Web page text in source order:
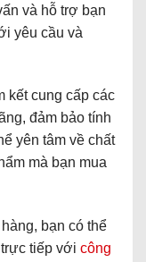
và hỗ trợ bạn
yêu cầu và
kết cung cấp các
đảm bảo tính
yên tâm về chất
mà bạn mua
bạn có thể
tiếp với công